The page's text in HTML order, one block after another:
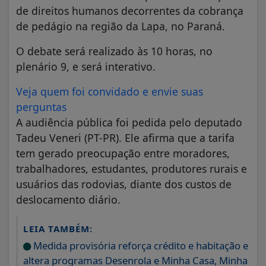
de direitos humanos decorrentes da cobrança
de pedágio na região da Lapa, no Paraná.
O debate será realizado às 10 horas, no
plenário 9, e será interativo.
Veja quem foi convidado e envie suas
perguntas
A audiência pública foi pedida pelo deputado
Tadeu Veneri (PT-PR). Ele afirma que a tarifa
tem gerado preocupação entre moradores,
trabalhadores, estudantes, produtores rurais e
usuários das rodovias, diante dos custos de
deslocamento diário.
LEIA TAMBÉM:
Medida provisória reforça crédito e habitação e
altera programas Desenrola e Minha Casa, Minha